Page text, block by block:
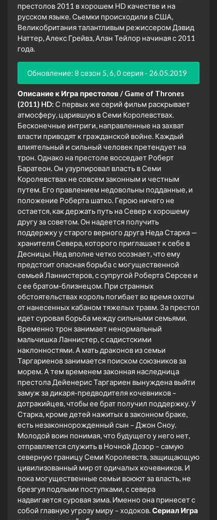
престолов 2011 в хорошем HD качестве и на
русском языке. Сьемки происходили в США,
Великобритания талантливым режиссером Дэвид
Наттер, Алекс Грейвз, Алан Тейлор начиная с 2011
года.
Обновление: 8 сезон 5, 6, 0 серия - 26.05.2019
Описание к Игра престолов / Game of Thrones
(2011) HD: С первых же серий фильм раскрывает
атмосферу, царившую в Семи Королевствах.
Бесконечные интриги, направленные на захват
власти приводят к гражданской войне. Каждый
влиятельный и сильный человек претендует на
трон. Однако на престоле восседает Роберт
Баратеон. Он узурпировал власть в Семи
Королевствах не совсем законным и честным
путем. Его правлением недовольны подданные, и
положение Роберта шатко. Герою ничего не
остается, как держать путь на Север к хорошему
другу за советом. Он надеется получить
поддержку у старого верного друга Неда Старка —
хранителя Севера, которого приглашает к себе в
Десницы. Нед вполне четко осознает, что ему
предстоит опасная борьба с могущественной
семьей Ланнистеров, с супругой Роберта Серсее и
с ее братом-близнецом. При странных
обстоятельствах король погибает во время охоты
от нанесенных кабаном тяжелых травм. За престол
идет суровая борьба между сильными семьями.
Временно трон занимает ненормальный
мальчишка Ланнистер, с садистскими
наклонностями. А мать драконов из семьи
Таргариенов занимается поиском союзников за
морем. А тем временем законная наследница
престола Дейенерис Таргариен вынуждена выйти
замуж за дикаря-предводителя кочевников –
дотракийцев, чтобы ее брат получил поддержку. У
Старка, кроме детей нажитых в законном браке,
есть незаконнорожденный сын – Джон Сноу.
Молодой воин понимая, что будущего у него нет,
отправляется служить в Ночной Дозор – самую
северную границу Семи Королевств, защищающую
цивилизованный мир от одичалых кочевников. И
пока могущественные семьи воюют за власть, не
брезгуя подлыми поступками, с севера
надвигается суровая зима. Именно она принесет с
собой главную угрозу миру – ходоков. Сериал Игра